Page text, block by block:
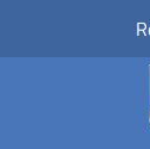
Vai al contenuto